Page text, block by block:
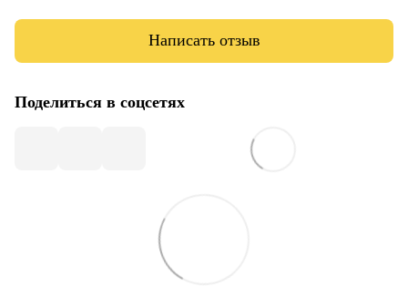
Написать отзыв
Поделиться в соцсетях